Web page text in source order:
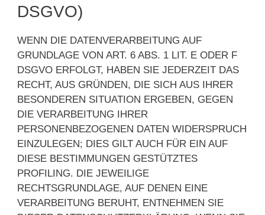
DSGVO)
WENN DIE DATENVERARBEITUNG AUF
GRUNDLAGE VON ART. 6 ABS. 1 LIT. E ODER F
DSGVO ERFOLGT, HABEN SIE JEDERZEIT DAS
RECHT, AUS GRÜNDEN, DIE SICH AUS IHRER
BESONDEREN SITUATION ERGEBEN, GEGEN
DIE VERARBEITUNG IHRER
PERSONENBEZOGENEN DATEN WIDERSPRUCH
EINZULEGEN; DIES GILT AUCH FÜR EIN AUF
DIESE BESTIMMUNGEN GESTÜTZTES
PROFILING. DIE JEWEILIGE
RECHTSGRUNDLAGE, AUF DENEN EINE
VERARBEITUNG BERUHT, ENTNEHMEN SIE